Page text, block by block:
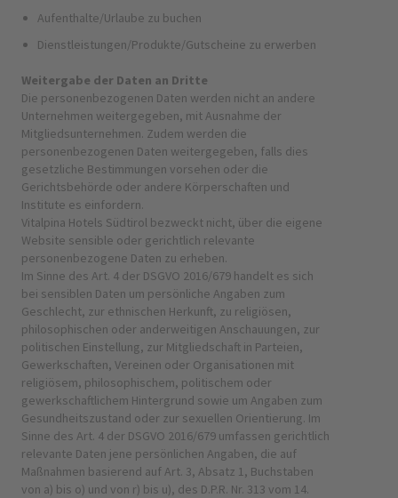
Aufenthalte/Urlaube zu buchen
Dienstleistungen/Produkte/Gutscheine zu erwerben
Weitergabe der Daten an Dritte
Die personenbezogenen Daten werden nicht an andere
Unternehmen weitergegeben, mit Ausnahme der
Mitgliedsunternehmen. Zudem werden die
personenbezogenen Daten weitergegeben, falls dies
gesetzliche Bestimmungen vorsehen oder die
Gerichtsbehörde oder andere Körperschaften und
Institute es einfordern.
Vitalpina Hotels Südtirol bezweckt nicht, über die eigene
Website sensible oder gerichtlich relevante
personenbezogene Daten zu erheben.
Im Sinne des Art. 4 der DSGVO 2016/679 handelt es sich
bei sensiblen Daten um persönliche Angaben zum
Geschlecht, zur ethnischen Herkunft, zu religiösen,
philosophischen oder anderweitigen Anschauungen, zur
politischen Einstellung, zur Mitgliedschaft in Parteien,
Gewerkschaften, Vereinen oder Organisationen mit
religiösem, philosophischem, politischem oder
gewerkschaftlichem Hintergrund sowie um Angaben zum
Gesundheitszustand oder zur sexuellen Orientierung. Im
Sinne des Art. 4 der DSGVO 2016/679 umfassen gerichtlich
relevante Daten jene persönlichen Angaben, die auf
Maßnahmen basierend auf Art. 3, Absatz 1, Buchstaben
von a) bis o) und von r) bis u), des D.P.R. Nr. 313 vom 14.